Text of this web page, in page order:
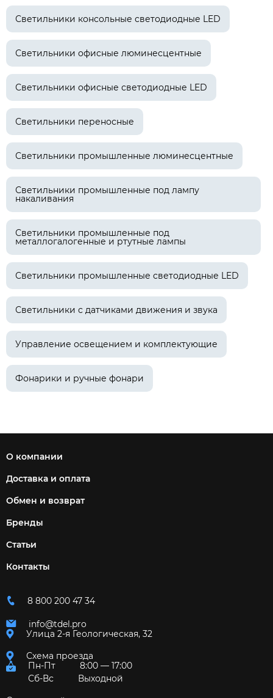
Светильники консольные светодиодные LED
Светильники офисные люминесцентные
Светильники офисные светодиодные LED
Светильники переносные
Светильники промышленные люминесцентные
Светильники промышленные под лампу
накаливания
Светильники промышленные под
металлогалогенные и ртутные лампы
Светильники промышленные светодиодные LED
Светильники с датчиками движения и звука
Управление освещением и комплектующие
Фонарики и ручные фонари
О компании
Доставка и оплата
Обмен и возврат
Бренды
Статьи
Контакты
8 800 200 47 34
info@tdel.pro
Улица 2-я Геологическая, 32
Схема проезда
Пн-Пт
8:00 — 17:00
Сб-Вс
Выходной